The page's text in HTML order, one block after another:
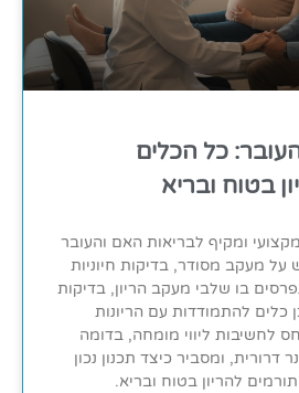
כל הכלים
בטוח ובריא
ומקיף לבריאות האם והעובר
על מעקב מסודר, בדיקות חיוניות
בו שלבי מעקב הריון, בדיקות
כלים להתמודדות עם הריונות
לחשיבות ליווי מומחה, בדומה
דרורית, ומסביר כיצד תכנון נכון
להריון בטוח ובריא.